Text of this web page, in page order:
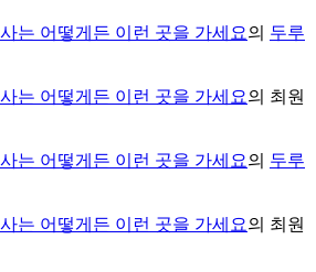
는 어떻게든 이런 곳을 가세요의 두루
는 어떻게든 이런 곳을 가세요의 최원
는 어떻게든 이런 곳을 가세요의 두루
는 어떻게든 이런 곳을 가세요의 최원